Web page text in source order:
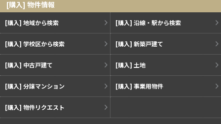
[購入] 物件情報
[購入] 地域から検索 [購入] 沿線・駅から検索
[購入] 学校区から検索 [購入] 新築戸建て
[購入] 中古戸建て [購入] 土地
[購入] 分譲マンション [購入] 事業用物件
[購入] 物件リクエスト